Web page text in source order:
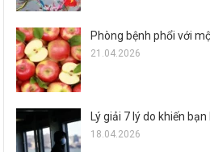
Phòng bệnh phổi với
21.04.2026
Lý giải 7 lý do khiến
18.04.2026